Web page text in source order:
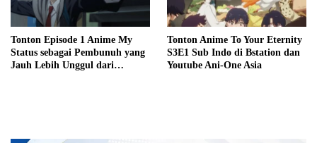
Tonton Episode 1 Anime My
Status sebagai Pembunuh yang
Jauh Lebih Unggul dari
Tonton Anime To Your Eternity
S3E1 Sub Indo di Bstation dan
Youtube Ani-One Asia